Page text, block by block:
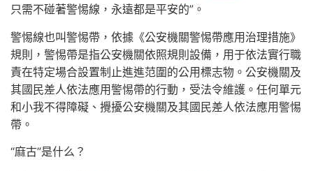
只需不碰著警惕線，永遠都是平安的”。
警惕線也叫警惕帶，依據《公安機關警惕帶應用治理措施》
規則，警惕帶是指公安機關依照規則設備，用于依法實行職
責在特定場合設置制止進進范圍的公用標志物。公安機關及
其國民差人依法應用警惕帶的行動，受法令維護。任何單元
和小我不得障礙、攪擾公安機關及其國民差人依法應用警惕
帶。
“麻古”是什么？